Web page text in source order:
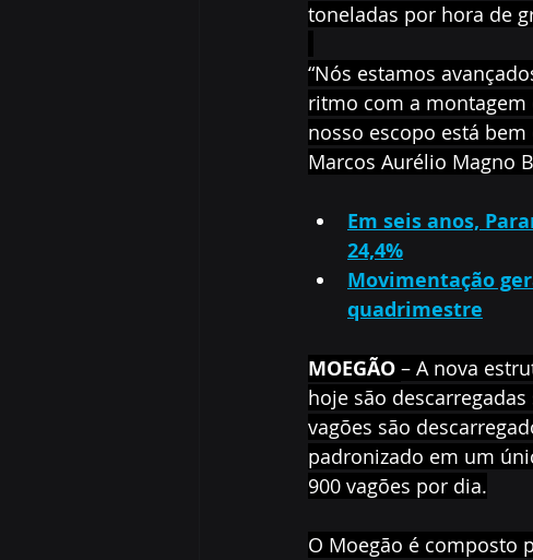
toneladas por hora de
“Nós estamos
ritmo com a montagem
nosso escopo está
Marcos Aurélio Magno
Em seis anos,
24,4%
Movimentação
quadrimestre
MOEGÃO – A nova
hoje são
vagões são
padronizado em um
900 vagões por dia.
O Moegão é composto